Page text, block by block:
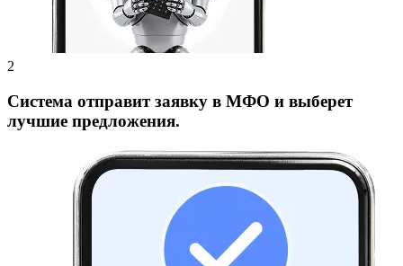
Система отправит заявку в МФО и выберет
лучшие предложения.